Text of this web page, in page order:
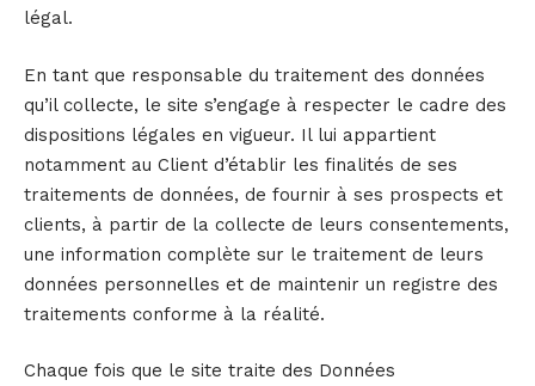
légal.
En tant que responsable du traitement des données
qu’il collecte, le site s’engage à respecter le cadre des
dispositions légales en vigueur. Il lui appartient
notamment au Client d’établir les finalités de ses
traitements de données, de fournir à ses prospects et
clients, à partir de la collecte de leurs consentements,
une information complète sur le traitement de leurs
données personnelles et de maintenir un registre des
traitements conforme à la réalité.
Chaque fois que le site traite des Données